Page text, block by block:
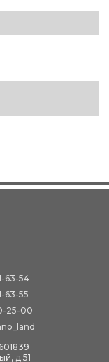
63-54
63-55
25-00
д.51